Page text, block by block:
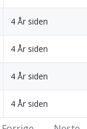
4 År siden
4 År siden
4 År siden
4 År siden